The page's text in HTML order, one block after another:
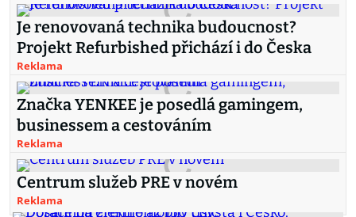
Je renovovaná technika budoucnost?
Projekt Refurbished přichází i do Česka
Reklama
Značka YENKEE je posedlá gamingem,
businessem a cestováním
Reklama
Centrum služeb PRE v novém
Reklama